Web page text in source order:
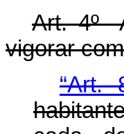
Art. 4º
vigorar
“Art.